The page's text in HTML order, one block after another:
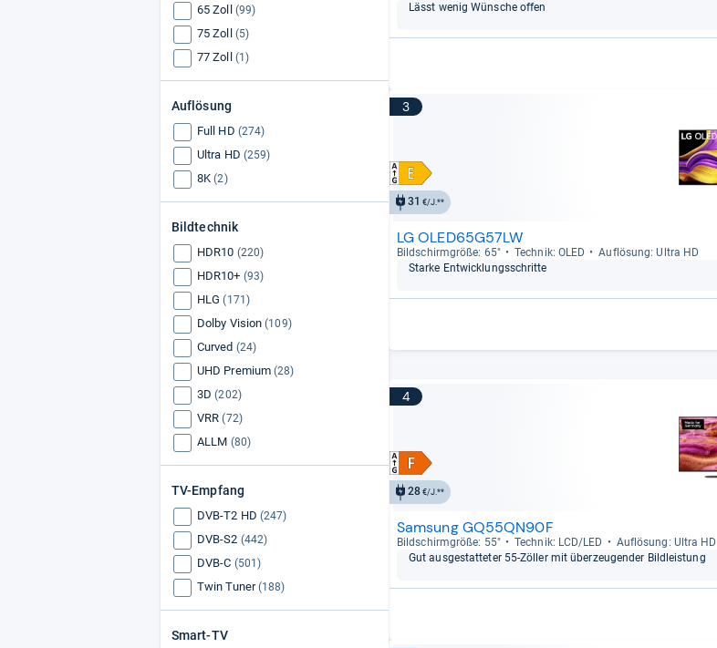
65 Zoll (99)
75 Zoll (5)
77 Zoll (1)
Auflösung
Full HD (274)
Ultra HD (259)
8K (2)
Bildtechnik
HDR10 (220)
HDR10+ (93)
HLG (171)
Dolby Vision (109)
Curved (24)
UHD Premium (28)
3D (202)
VRR (72)
ALLM (80)
TV-Empfang
DVB-T2 HD (247)
DVB-S2 (442)
DVB-C (501)
Twin Tuner (188)
Smart-TV
Lässt wenig Wün­sche offen
3
31 €/J.**
LG OLED65G57LW
Bild­schirm­größe: 65" Tech­nik: OLED
Auf­lö­sung: Ultra HD
Starke Ent­wick­lungs­schritte
4
28€/J.**
Samsung GQ55QN90F
Bild­schirm­größe: 55" Tech­nik: LCD/LED
Auf­lö­sung: Ultra HD
Gut aus­ge­stat­te­ter 55-​Zöl­ler mit über­zeu­gen­der Bild­leis­tung